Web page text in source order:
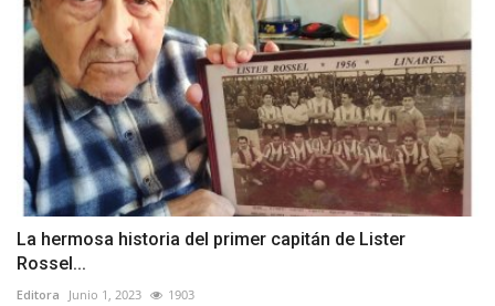
La hermosa historia del primer capitán de Lister
Rossel...
Editora Junio 1, 2023 1903